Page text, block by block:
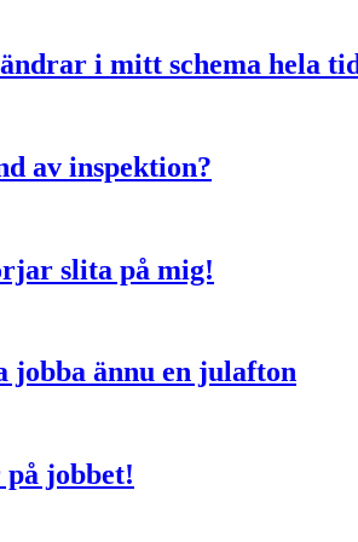
i mitt schema hela
av inspektion?
slita på mig!
jobba ännu en julafton
jobbet!